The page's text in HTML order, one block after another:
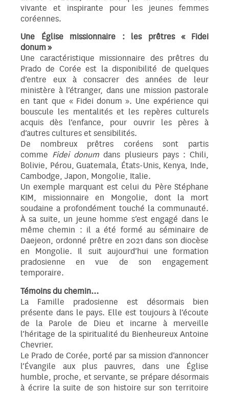
vivante et inspirante pour les jeunes femmes
coréennes.
Une Église missionnaire : les prêtres « Fidei
donum »
Une caractéristique missionnaire des prêtres du
Prado de Corée est la disponibilité de quelques
d’entre eux à consacrer des années de leur
ministère à l’étranger, dans une mission pastorale
en tant que « Fidei donum ». Une expérience qui
bouscule les mentalités et les repères culturels
acquis dès l’enfance, pour ouvrir les pères à
d’autres cultures et sensibilités.
De nombreux prêtres coréens sont partis
comme Fidei donum dans plusieurs pays : Chili,
Bolivie, Pérou, Guatemala, États-Unis, Kenya, Inde,
Cambodge, Japon, Mongolie, Italie.
Un exemple marquant est celui du Père Stéphane
KIM, missionnaire en Mongolie, dont la mort
soudaine a profondément touché la communauté.
À sa suite, un jeune homme s’est engagé dans le
même chemin : il a été formé au séminaire de
Daejeon, ordonné prêtre en 2021 dans son diocèse
en Mongolie. Il suit aujourd’hui une formation
pradosienne en vue de son engagement
temporaire.
Témoins du chemin…
La Famille pradosienne est désormais bien
présente dans le pays. Elle est toujours à l’écoute
de la Parole de Dieu et incarne à merveille
l’héritage de la spiritualité du Bienheureux Antoine
Chevrier.
Le Prado de Corée, porté par sa mission d’annoncer
l’Évangile aux plus pauvres, dans une Église
humble, proche, et servante, se prépare désormais
à écrire la suite de son histoire sur son territoire